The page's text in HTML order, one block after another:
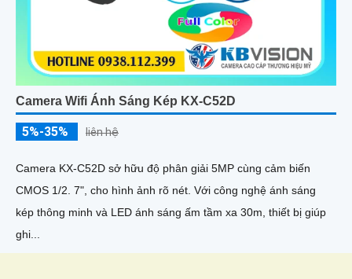
Camera Wifi Ánh Sáng Kép KX-C52D
5%-35% liên hệ
Camera KX-C52D sở hữu độ phân giải 5MP cùng cảm biến
CMOS 1/2. 7", cho hình ảnh rõ nét. Với công nghệ ánh sáng
kép thông minh và LED ánh sáng ấm tầm xa 30m, thiết bị giúp
ghi...